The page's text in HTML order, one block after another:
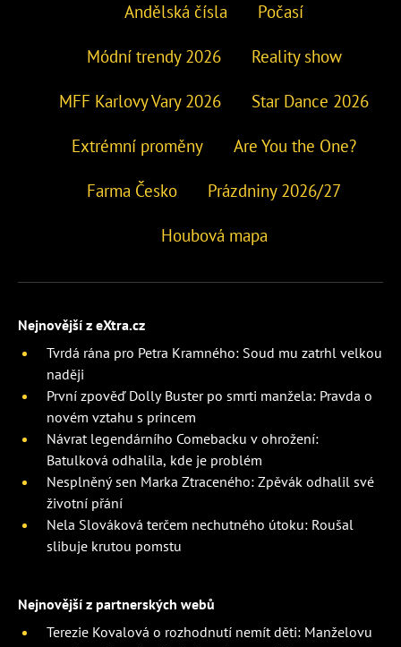
Andělská čísla Počasí
Módní trendy 2026 Reality show
MFF Karlovy Vary 2026 Star Dance 2026
Extrémní proměny Are You the One?
Farma Česko Prázdniny 2026/27
Houbová mapa
Nejnovější z eXtra.cz
Tvrdá rána pro Petra Kramného: Soud mu zatrhl velkou
naději
První zpověď Dolly Buster po smrti manžela: Pravda o
novém vztahu s princem
Návrat legendárního Comebacku v ohrožení:
Batulková odhalila, kde je problém
Nesplněný sen Marka Ztraceného: Zpěvák odhalil své
životní přání
Nela Slováková terčem nechutného útoku: Roušal
slibuje krutou pomstu
Nejnovější z partnerských webů
Terezie Kovalová o rozhodnutí nemít děti: Manželovu